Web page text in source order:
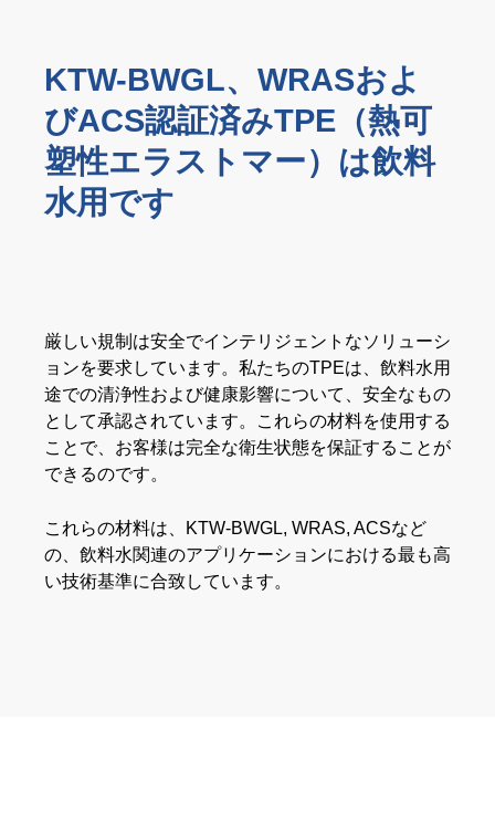
イベント
ダウンロード
TPEの知識
サスティナビリティ
サスティナビリティ
サスティナブルTPEソリューション
製品のカーボンフットプリント計算
ISCC PLUS認証
KTW-BWGL、WRASおよ
びACS認証済みTPE（熱可
塑性エラストマー）は飲料
水用です
厳しい規制は安全でインテリジェントなソリューシ
ョンを要求しています。私たちのTPEは、飲料水用
途での清浄性および健康影響について、安全なもの
として承認されています。これらの材料を使用する
ことで、お客様は完全な衛生状態を保証することが
できるのです。
これらの材料は、KTW-BWGL, WRAS, ACSなど
の、飲料水関連のアプリケーションにおける最も高
い技術基準に合致しています。